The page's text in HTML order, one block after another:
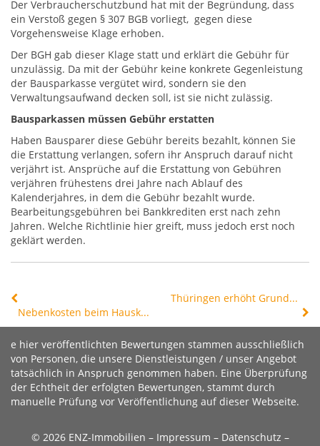
Der Verbraucherschutzbund hat mit der Begründung, dass
ein Verstoß gegen § 307 BGB vorliegt, gegen diese
Vorgehensweise Klage erhoben.
Der BGH gab dieser Klage statt und erklärt die Gebühr für
unzulässig. Da mit der Gebühr keine konkrete Gegenleistung
der Bausparkasse vergütet wird, sondern sie den
Verwaltungsaufwand decken soll, ist sie nicht zulässig.
Bausparkassen müssen Gebühr erstatten
Haben Bausparer diese Gebühr bereits bezahlt, können Sie
die Erstattung verlangen, sofern ihr Anspruch darauf nicht
verjährt ist. Ansprüche auf die Erstattung von Gebühren
verjähren frühestens drei Jahre nach Ablauf des
Kalenderjahres, in dem die Gebühr bezahlt wurde.
Bearbeitungsgebühren bei Bankkrediten erst nach zehn
Jahren. Welche Richtlinie hier greift, muss jedoch erst noch
geklärt werden.
Nebenkosten beim Hauskauf in Deutschland – IW empfiehlt Senkung
Thüringen erhöht Grunderwerbsteuer
e hier veröffentlichten Bewertungen stammen ausschließlich
von Personen, die unsere Dienstleistungen / unser Angebot
tatsächlich in Anspruch genommen haben. Eine Überprüfung
der Echtheit der erfolgten Bewertungen, stammt durch
manuelle Prüfung vor Veröffentlichung auf dieser Webseite.
© 2026 ENZ-Immobilien – Impressum – Datenschutz –